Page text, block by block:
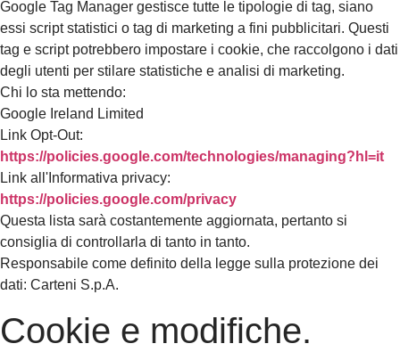
Google Tag Manager gestisce tutte le tipologie di tag, siano
essi script statistici o tag di marketing a fini pubblicitari. Questi
tag e script potrebbero impostare i cookie, che raccolgono i dati
degli utenti per stilare statistiche e analisi di marketing.
Chi lo sta mettendo:
Google Ireland Limited
Link Opt-Out:
https://policies.google.com/technologies/managing?hl=it
Link all'Informativa privacy:
https://policies.google.com/privacy
Questa lista sarà costantemente aggiornata, pertanto si
consiglia di controllarla di tanto in tanto.
Responsabile come definito della legge sulla protezione dei
dati: Carteni S.p.A.
Cookie e modifiche.